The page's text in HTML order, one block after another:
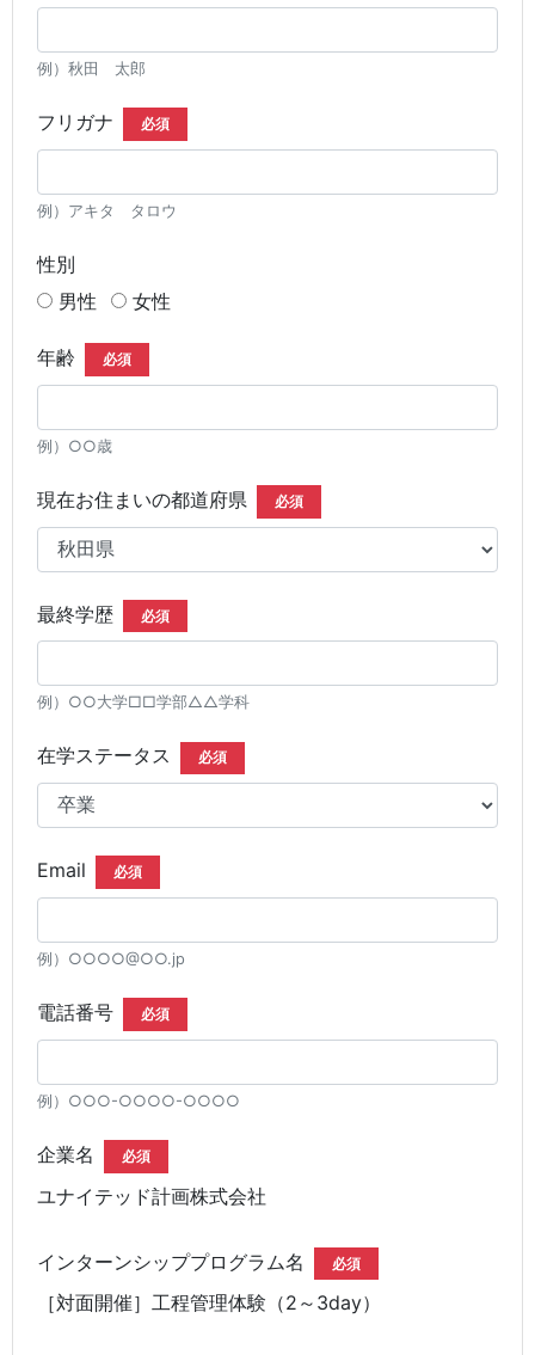
例）秋田 太郎
フリガナ 必須
例）アキタ タロウ
性別
男性
女性
年齢 必須
例）○○歳
現在お住まいの都道府県 必須
最終学歴 必須
例）○○大学□□学部△△学科
在学ステータス 必須
Email 必須
例）○○○○@○○.jp
電話番号 必須
例）○○○-○○○○-○○○○
企業名 必須
ユナイテッド計画株式会社
インターンシッププログラム名 必須
［対面開催］工程管理体験（2～3day）